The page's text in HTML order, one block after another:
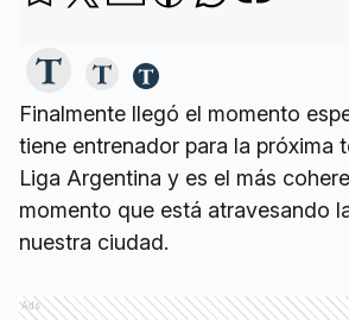
Finalmente llegó el momento
tiene entrenador para la próxima
Liga Argentina y es el más
momento que está atravesando
nuestra ciudad.
Ads